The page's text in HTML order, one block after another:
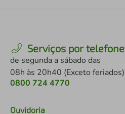
Serviços por telefone
de segunda a sábado das
08h às 20h40 (Exceto feriados)
0800 724 4770
Ouvidoria